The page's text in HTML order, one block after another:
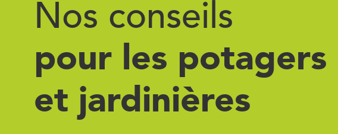
Nos conseils
pour les potagers
et jardinières